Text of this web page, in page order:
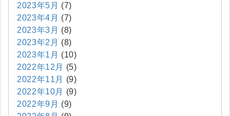
2023年5月 (7)
2023年4月 (7)
2023年3月 (8)
2023年2月 (8)
2023年1月 (10)
2022年12月
(5)
2022年11月
(9)
2022年10月
(9)
2022年9月 (9)